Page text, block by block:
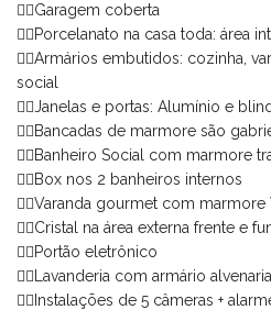
👉🏻Garagem coberta
👉🏻Porcelanato na casa toda: área
👉🏻Armários embutidos: cozinha,
social
👉🏻Janelas e portas: Alumínio e
👉🏻Bancadas de marmore são
👉🏻Banheiro Social com marmore
👉🏻Box nos 2 banheiros internos
👉🏻Varanda gourmet com
👉🏻Cristal na área externa frente e
👉🏻Portão eletrônico
👉🏻Lavanderia com armário alvenaria
👉🏻Instalações de 5 câmeras +